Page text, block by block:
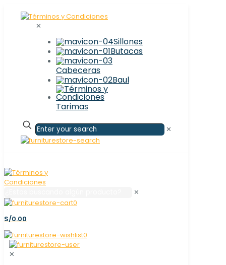
✕
Sillones
Butacas
Cabeceras
Baul
Tarimas
✕
✕
0
S/0.00
0
✕